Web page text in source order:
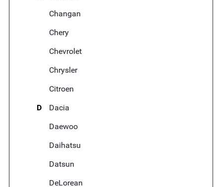
Changan
Chery
Chevrolet
Chrysler
Citroen
D
Dacia
Daewoo
Daihatsu
Datsun
DeLorean